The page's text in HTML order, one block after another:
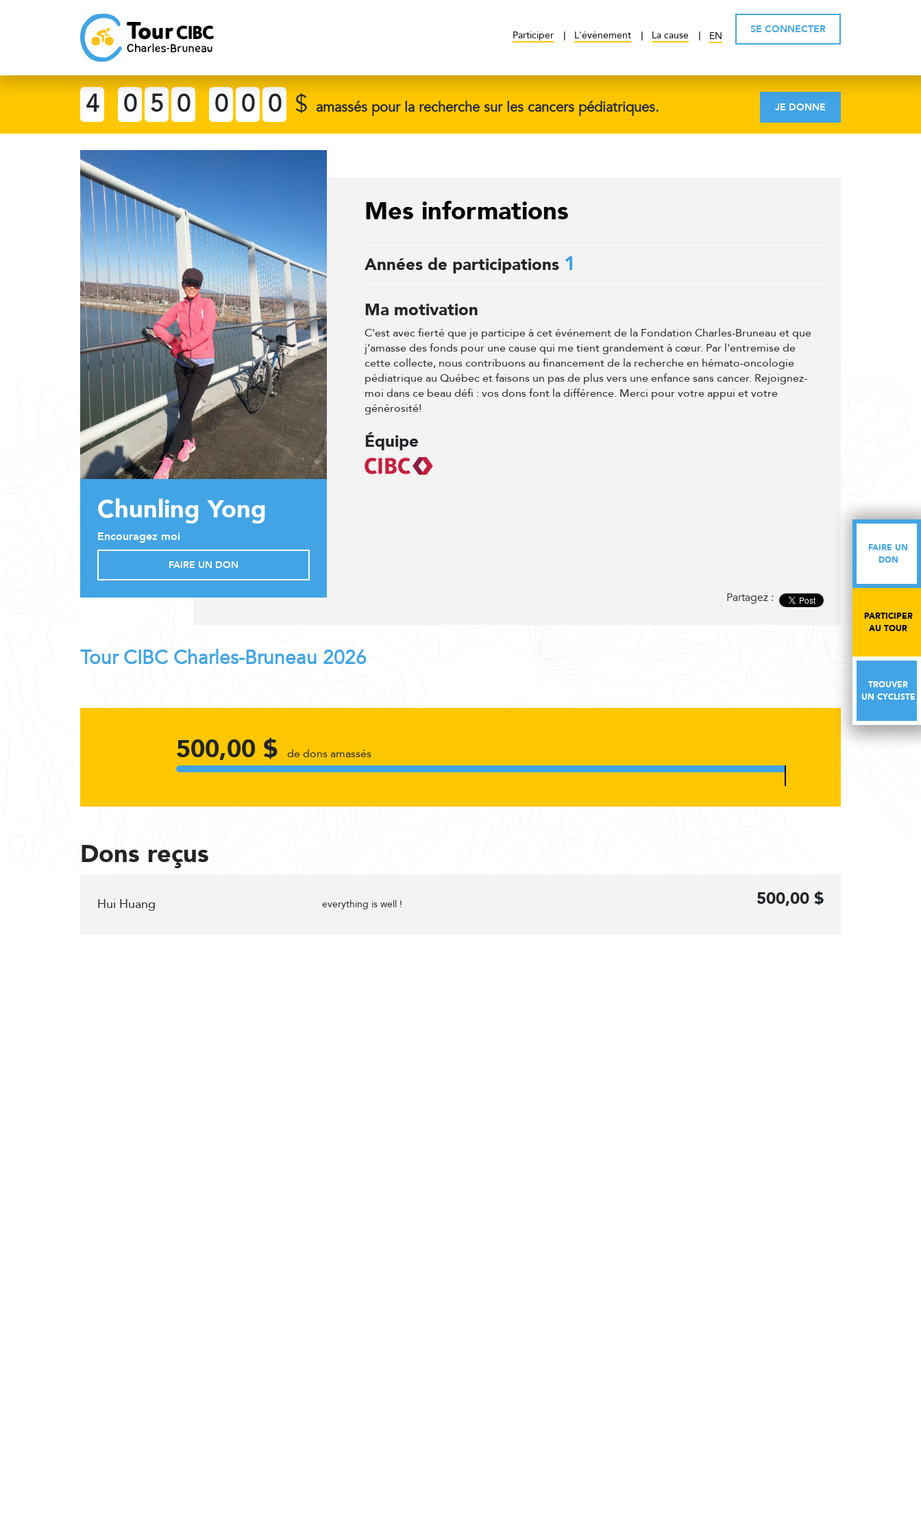
Participer L'événement La cause EN
SE CONNECTER
FAIRE UN
DON
PARTICIPER
AU TOUR
TROUVER
UN CYCLISTE
4 0 5 0 0 0 0 $ amassés pour la recherche sur les cancers pédiatriques. JE DONNE
Chunling Yong
Encouragez moi
FAIRE UN DON
Mes informations
Années de participations 1
Ma motivation
C'est avec fierté que je participe à cet événement de la Fondation Charles-Bruneau et que
j’amasse des fonds pour une cause qui me tient grandement à cœur. Par l'entremise de
cette collecte, nous contribuons au financement de la recherche en hémato-oncologie
pédiatrique au Québec et faisons un pas de plus vers une enfance sans cancer. Rejoignez-
moi dans ce beau défi : vos dons font la différence. Merci pour votre appui et votre
générosité!
Équipe
Partagez :
Tour CIBC Charles-Bruneau 2026
500,00 $ de dons amassés
Dons reçus
Hui Huang everything is well ! 500,00 $
FAIRE UN
DON
PARTICIPER
AU TOUR
TROUVER
UN CYCLISTE